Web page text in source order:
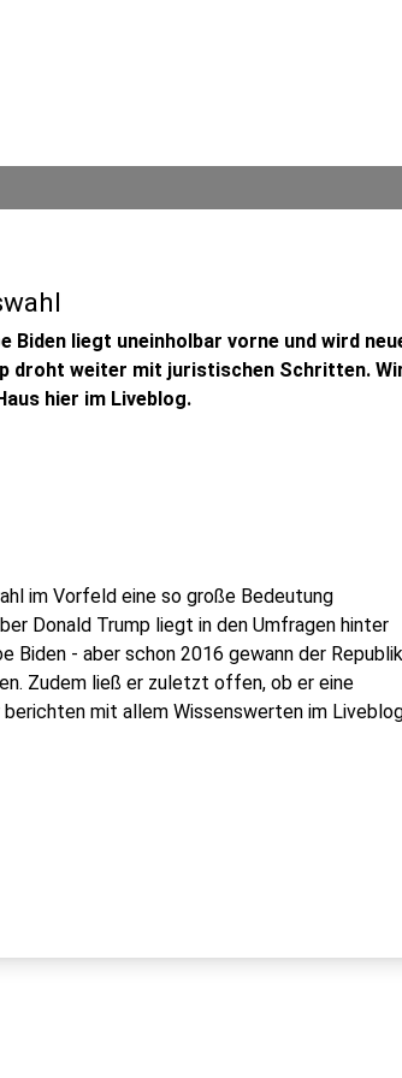
Biden liegt uneinholbar vorne und wird
droht weiter mit juristischen Schritten.
hier im Liveblog.
im Vorfeld eine so große Bedeutung
Donald Trump liegt in den Umfragen hinter
Biden - aber schon 2016 gewann der
Zudem ließ er zuletzt offen, ob er eine
mit allem Wissenswerten im